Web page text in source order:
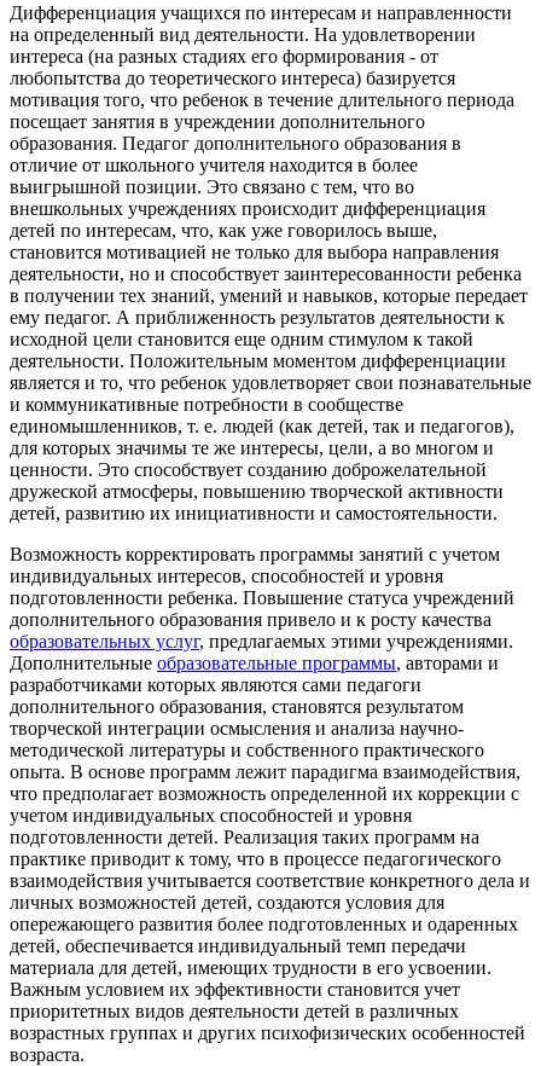
Дифференциация учащихся по интересам и направленности
на определенный вид деятельности. На удовлетворении
интереса (на разных стадиях его формирования - от
любопытства до теоретического интереса) базируется
мотивация того, что ребенок в течение длительного периода
посещает занятия в учреждении дополнительного
образования. Педагог дополнительного образования в
отличие от школьного учителя находится в более
выигрышной позиции. Это связано с тем, что во
внешкольных учреждениях происходит дифференциация
детей по интересам, что, как уже говорилось выше,
становится мотивацией не только для выбора направления
деятельности, но и способствует заинтересованности ребенка
в получении тех знаний, умений и навыков, которые передает
ему педагог. А приближенность результатов деятельности к
исходной цели становится еще одним стимулом к такой
деятельности. Положительным моментом дифференциации
является и то, что ребенок удовлетворяет свои познавательные
и коммуникативные потребности в сообществе
единомышленников, т. е. людей (как детей, так и педагогов),
для которых значимы те же интересы, цели, а во многом и
ценности. Это способствует созданию доброжелательной
дружеской атмосферы, повышению творческой активности
детей, развитию их инициативности и самостоятельности.
Возможность корректировать программы занятий с учетом
индивидуальных интересов, способностей и уровня
подготовленности ребенка. Повышение статуса учреждений
дополнительного образования привело и к росту качества
образовательных услуг, предлагаемых этими учреждениями.
Дополнительные образовательные программы, авторами и
разработчиками которых являются сами педагоги
дополнительного образования, становятся результатом
творческой интеграции осмысления и анализа научно-
методической литературы и собственного практического
опыта. В основе программ лежит парадигма взаимодействия,
что предполагает возможность определенной их коррекции с
учетом индивидуальных способностей и уровня
подготовленности детей. Реализация таких программ на
практике приводит к тому, что в процессе педагогического
взаимодействия учитывается соответствие конкретного дела и
личных возможностей детей, создаются условия для
опережающего развития более подготовленных и одаренных
детей, обеспечивается индивидуальный темп передачи
материала для детей, имеющих трудности в его усвоении.
Важным условием их эффективности становится учет
приоритетных видов деятельности детей в различных
возрастных группах и других психофизических особенностей
возраста.